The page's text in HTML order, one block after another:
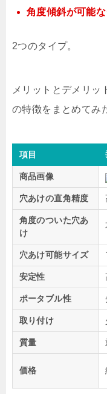
角度傾斜が可能
2つのタイプ。
メリットとデメリッ
の特徴をまとめてみ
項目
商品画像
穴あけの直角精度
角度のついた穴あ
け
穴あけ可能サイズ
安定性
ポータブル性
取り付け
質量
価格